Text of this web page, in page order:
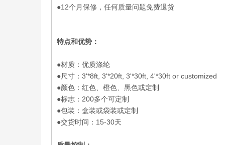
●12个月保修，任何质量问题免费退货
特点和优势：
●材质：优质涤纶
●尺寸：3'*8ft, 3'*20ft, 3'*30ft, 4'*30ft or customized
●颜色：红色、橙色、黑色或定制
●标志：200多个可定制
●包装：盒装或袋装或定制
●交货时间：15-30天